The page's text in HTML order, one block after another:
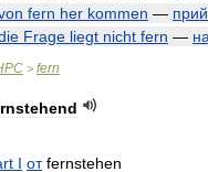
fern her kommen —
Frage liegt nicht fern —
> fern
I от fernstehen